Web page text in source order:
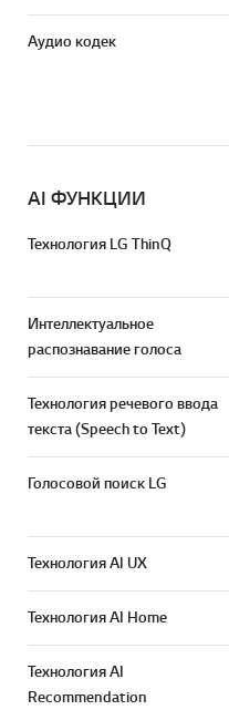
Аудио кодек
AI ФУНКЦИИ
Технология LG ThinQ
Интеллектуальное
распознавание голоса
Технология речевого ввода
текста (Speech to Text)
Голосовой поиск LG
Технология AI UX
Технология AI Home
Технология AI
Recommendation